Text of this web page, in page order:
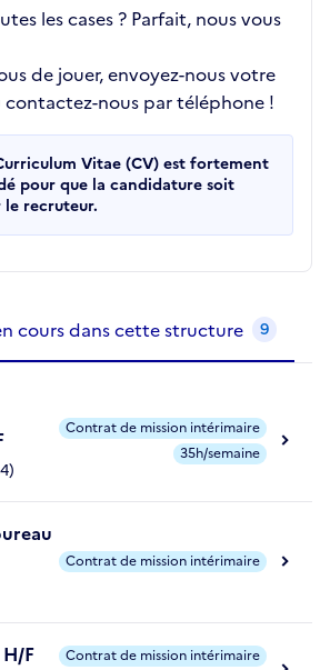
les cases ? Parfait, nous vous
de jouer, envoyez-nous votre
nous par téléphone !
Vitae (CV) est fortement
pour que la candidature soit
recruteur.
cours dans cette structure 9
Contrat de mission intérimaire
35h/semaine
Contrat de mission intérimaire
F
Contrat de mission intérimaire